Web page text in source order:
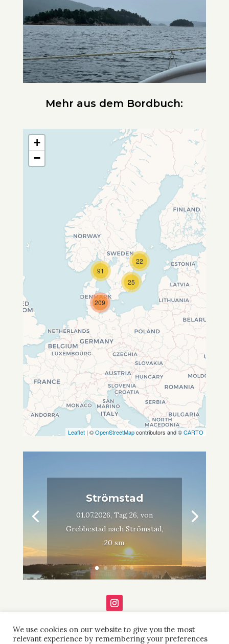
Mehr aus dem Bordbuch:
Travelers' Map wird geladen …
Wenn du dies siehst, nachdem
deine Seite vollständig geladen
wurde, fehlen leafletJS-Dateien.
22
25
209
91
+
−
Leaflet | ©OpenStreetMapcontributors and ©CARTO
Strömstad
01.07.2026, Tag 26, von
Grebbestad nach Strömstad,
20 sm
We use cookies on our website to give you the most
relevant experience by remembering your preferences